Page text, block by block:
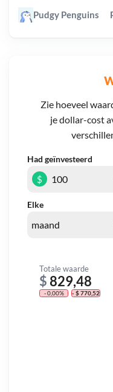
Zie hoeveel
je dollar-cost
Had geïnvesteerd
Elke
$
Totale waarde
$ 829,48
- 0,00% - $ 770,52
Pudgy Penguins